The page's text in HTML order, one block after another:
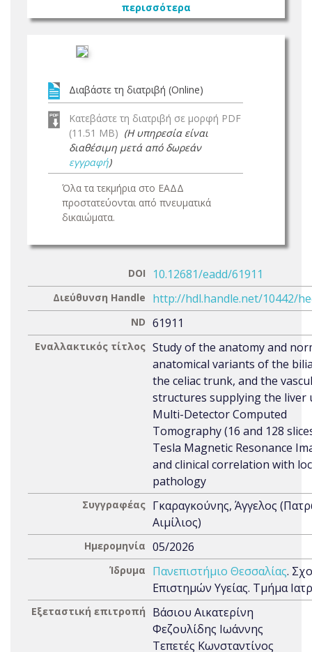
περισσότερα
Διαβάστε τη διατριβή (Online)
Κατεβάστε τη διατριβή σε μορφή PDF
(11.51 MB) (Η υπηρεσία είναι
διαθέσιμη μετά από δωρεάν
εγγραφή)
Όλα τα τεκμήρια στο ΕΑΔΔ
προστατεύονται από πνευματικά
δικαιώματα.
DOI 10.12681/eadd/61911
Διεύθυνση Handle http://hdl.handle.net/10442/
ND 61911
Εναλλακτικός τίτλος Study of the anatomy and
anatomical variants of the
the celiac trunk, and the
structures supplying the liver
Multi-Detector Computed
Tomography (16 and 128
Tesla Magnetic Resonance
and clinical correlation with
pathology
Συγγραφέας Γκαραγκούνης, Άγγελος
Αιμίλιος)
Ημερομηνία 05/2026
Ίδρυμα Πανεπιστήμιο Θεσσαλίας.
Επιστημών Υγείας. Τμήμα
Εξεταστική επιτροπή
Βάσιου Αικατερίνη
Φεζουλίδης Ιωάννης
Τεπετές Κωνσταντίνος